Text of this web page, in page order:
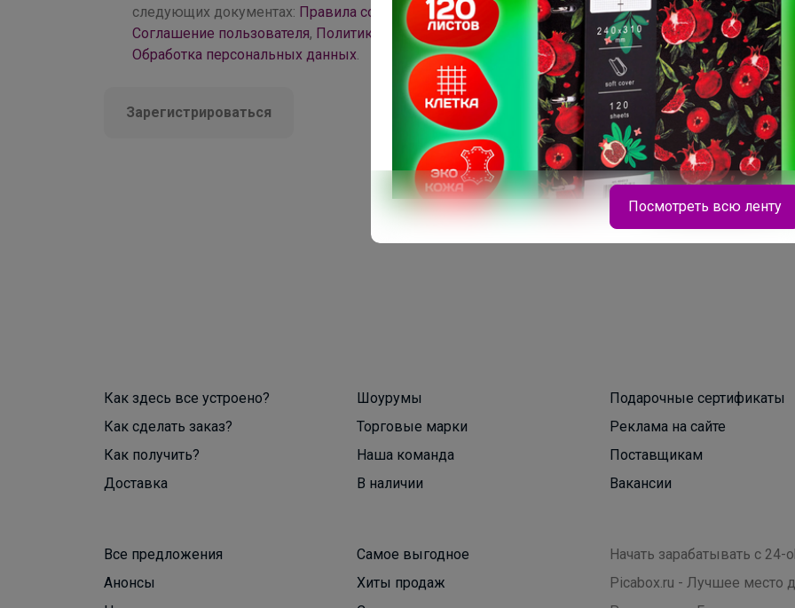
следующих документах: Правила совместных закупок,
Соглашение пользователя, Политика конфиденциальности
Обработка персональных данных.
Зарегистрироваться
Как здесь все устроено?
Как сделать заказ?
Как получить?
Доставка
Шоурумы
Торговые марки
Наша команда
В наличии
Подарочные сертификаты
Реклама на сайте
Поставщикам
Вакансии
Все предложения
Анонсы
Самое выгодное
Хиты продаж
Начать зарабатывать с 24-
Picabox.ru - Лучшее место
Леныра
Обувь от ARGO идеальна для повседневной
Посмотреть всю ленту